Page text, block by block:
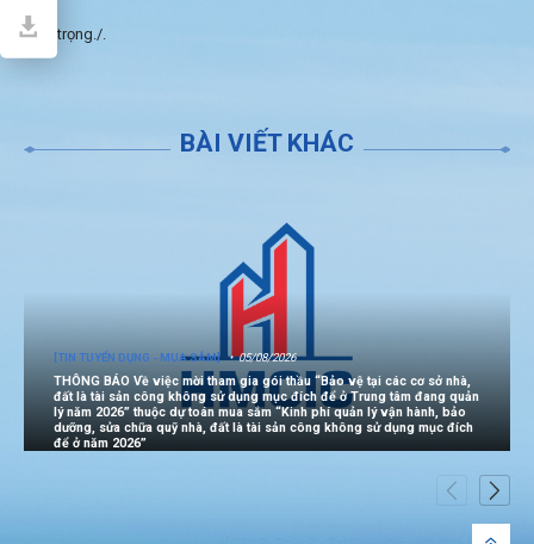
Trân trọng./.
BÀI VIẾT KHÁC
[TIN TUYỂN DỤNG - MUA SẮM] 05/08/2026
THÔNG BÁO Về việc mời tham gia gói thầu “Bảo vệ tại các cơ sở nhà,
đất là tài sản công không sử dụng mục đích để ở Trung tâm đang quản
lý năm 2026” thuộc dự toán mua sắm “Kinh phí quản lý vận hành, bảo
dưỡng, sửa chữa quỹ nhà, đất là tài sản công không sử dụng mục đích
để ở năm 2026”